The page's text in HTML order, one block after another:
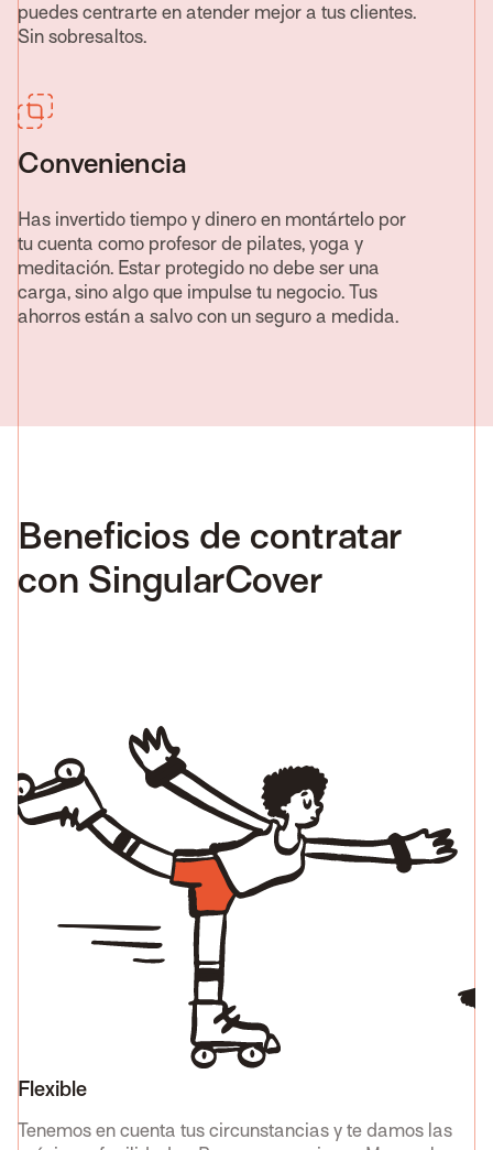
puedes centrarte en atender mejor a tus clientes.
Sin sobresaltos.
Conveniencia
Has invertido tiempo y dinero en montártelo por
tu cuenta como profesor de pilates, yoga y
meditación. Estar protegido no debe ser una
carga, sino algo que impulse tu negocio. Tus
ahorros están a salvo con un seguro a medida.
Beneficios de contratar
con SingularCover
Flexible
Tenemos en cuenta tus circunstancias y te damos las